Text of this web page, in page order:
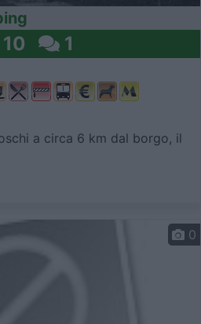
10 1
a circa 6 km dal borgo, il
0